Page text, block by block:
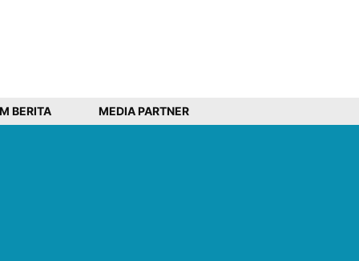
BERITA MEDIA PARTNER